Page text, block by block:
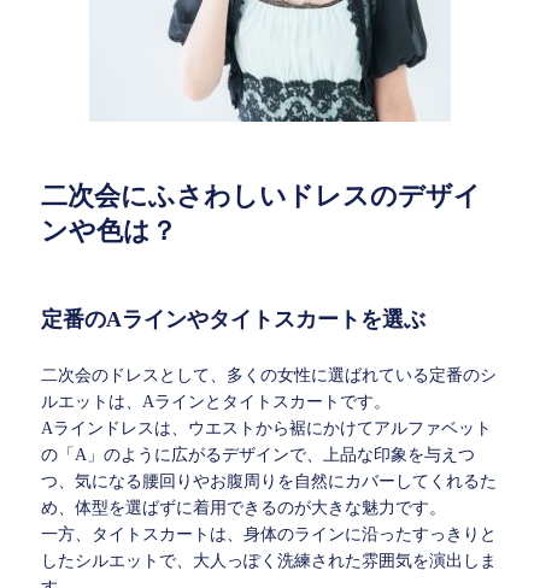
二次会にふさわしいドレスのデザイ
ンや色は？
定番のAラインやタイトスカートを選ぶ
二次会のドレスとして、多くの女性に選ばれている定番のシ
ルエットは、Aラインとタイトスカートです。
Aラインドレスは、ウエストから裾にかけてアルファベット
の「A」のように広がるデザインで、上品な印象を与えつ
つ、気になる腰回りやお腹周りを自然にカバーしてくれるた
め、体型を選ばずに着用できるのが大きな魅力です。
一方、タイトスカートは、身体のラインに沿ったすっきりと
したシルエットで、大人っぽく洗練された雰囲気を演出しま